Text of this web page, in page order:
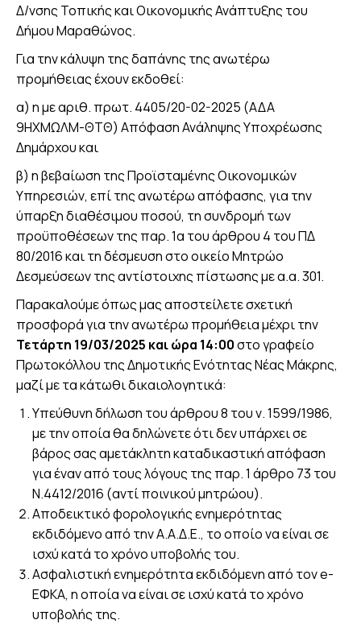
Δ/νσης Τοπικής και Οικονομικής Ανάπτυξης του
Δήμου Μαραθώνος.
Για την κάλυψη της δαπάνης της ανωτέρω
προμήθειας έχουν εκδοθεί:
α) η με αριθ. πρωτ. 4405/20-02-2025 (ΑΔΑ
9ΗΧΜΩΛΜ-ΘΤΘ) Απόφαση Ανάληψης Υποχρέωσης
Δημάρχου και
β) η βεβαίωση της Προϊσταμένης Οικονομικών
Υπηρεσιών, επί της ανωτέρω απόφασης, για την
ύπαρξη διαθέσιμου ποσού, τη συνδρομή των
προϋποθέσεων της παρ. 1α του άρθρου 4 του ΠΔ
80/2016 και τη δέσμευση στο οικείο Μητρώο
Δεσμεύσεων της αντίστοιχης πίστωσης με α.α. 301.
Παρακαλούμε όπως μας αποστείλετε σχετική
προσφορά για την ανωτέρω προμήθεια μέχρι την
Τετάρτη 19/03/2025 και ώρα 14:00στο γραφείο
Πρωτοκόλλου της Δημοτικής Ενότητας Νέας Μάκρης,
μαζί με τα κάτωθι δικαιολογητικά:
Υπεύθυνη δήλωση του άρθρου 8 του ν. 1599/1986,
με την οποία θα δηλώνετε ότι δεν υπάρχει σε
βάρος σας αμετάκλητη καταδικαστική απόφαση
για έναν από τους λόγους της παρ. 1 άρθρο 73 του
Ν.4412/2016 (αντί ποινικού μητρώου).
Αποδεικτικό φορολογικής ενημερότητας
εκδιδόμενο από την Α.Α.Δ.Ε., το οποίο να είναι σε
ισχύ κατά το χρόνο υποβολής του.
Ασφαλιστική ενημερότητα εκδιδόμενη από τον e-
ΕΦΚΑ, η οποία να είναι σε ισχύ κατά το χρόνο
υποβολής της.